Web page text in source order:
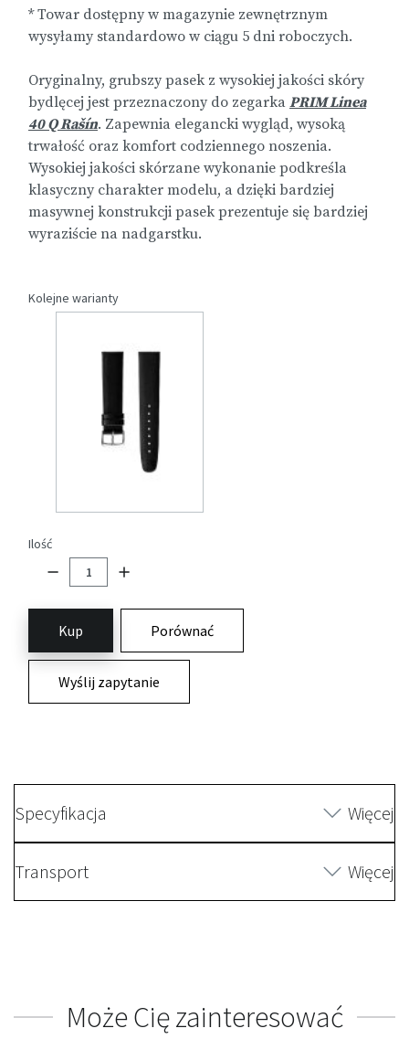
* Towar dostępny w magazynie zewnętrznym
wysyłamy standardowo w ciągu 5 dni roboczych.
Oryginalny, grubszy pasek z wysokiej jakości skóry
bydlęcej jest przeznaczony do zegarka PRIM Linea
40 Q Rašín. Zapewnia elegancki wygląd, wysoką
trwałość oraz komfort codziennego noszenia.
Wysokiej jakości skórzane wykonanie podkreśla
klasyczny charakter modelu, a dzięki bardziej
masywnej konstrukcji pasek prezentuje się bardziej
wyraziście na nadgarstku.
Kolejne warianty
Ilość
Kup Porównać
Wyślij zapytanie
Specyfikacja Więcej
Transport Więcej
Może Cię zainteresować